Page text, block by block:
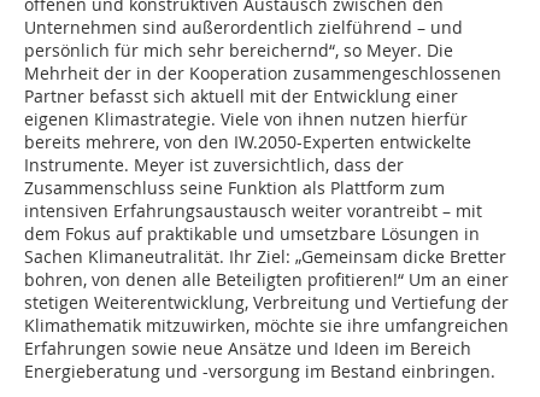
Unternehmen sind außerordentlich zielführend – und
persönlich für mich sehr bereichernd“, so Meyer. Die
Mehrheit der in der Kooperation zusammengeschlossenen
Partner befasst sich aktuell mit der Entwicklung einer
eigenen Klimastrategie. Viele von ihnen nutzen hierfür
bereits mehrere, von den IW.2050-Experten entwickelte
Instrumente. Meyer ist zuversichtlich, dass der
Zusammenschluss seine Funktion als Plattform zum
intensiven Erfahrungsaustausch weiter vorantreibt – mit
dem Fokus auf praktikable und umsetzbare Lösungen in
Sachen Klimaneutralität. Ihr Ziel: „Gemeinsam dicke Bretter
bohren, von denen alle Beteiligten profitieren!“ Um an einer
stetigen Weiterentwicklung, Verbreitung und Vertiefung der
Klimathematik mitzuwirken, möchte sie ihre umfangreichen
Erfahrungen sowie neue Ansätze und Ideen im Bereich
Energieberatung und -versorgung im Bestand einbringen.